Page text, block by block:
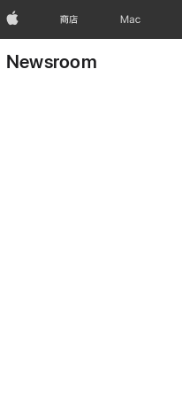
Apple 商店 Mac
Newsroom